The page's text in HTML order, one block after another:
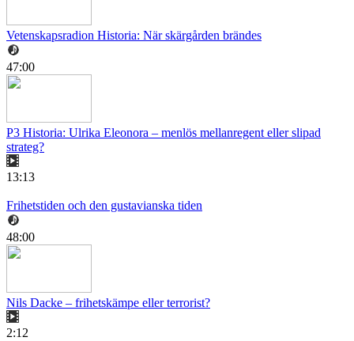
Vetenskapsradion Historia: När skärgården brändes
47:00
P3 Historia: Ulrika Eleonora – menlös mellanregent eller slipad
strateg?
13:13
Frihetstiden och den gustavianska tiden
48:00
Nils Dacke – frihetskämpe eller terrorist?
2:12